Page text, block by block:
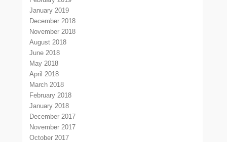
January 2019
December 2018
November 2018
August 2018
June 2018
May 2018
April 2018
March 2018
February 2018
January 2018
December 2017
November 2017
October 2017